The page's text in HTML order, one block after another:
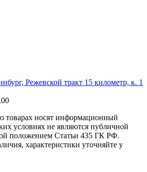
Режевской тракт 15 километр, к. 1
товарах носят информационный
условиях не являются публичной
положением Статьи 435 ГК РФ.
характеристики уточняйте у